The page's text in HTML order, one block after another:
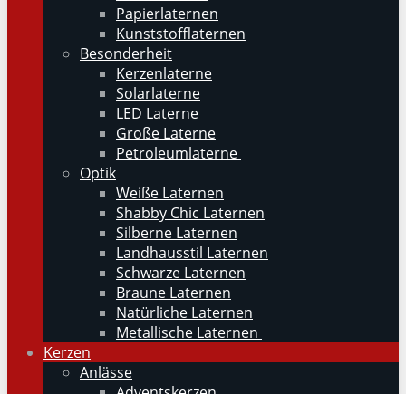
Papierlaternen
Kunststofflaternen
Besonderheit
Kerzenlaterne
Solarlaterne
LED Laterne
Große Laterne
Petroleumlaterne
Optik
Weiße Laternen
Shabby Chic Laternen
Silberne Laternen
Landhausstil Laternen
Schwarze Laternen
Braune Laternen
Natürliche Laternen
Metallische Laternen
Kerzen
Anlässe